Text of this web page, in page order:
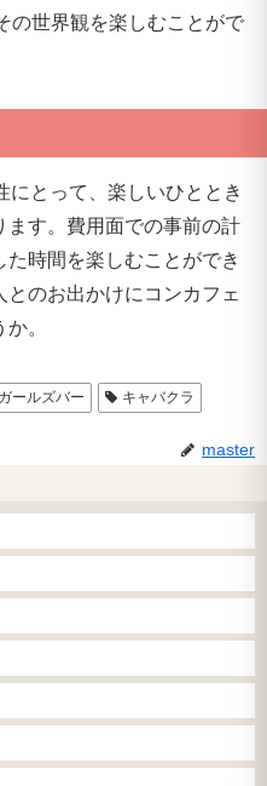
の世界観を楽しむことがで
にとって、楽しいひととき
ます。費用面での事前の計
時間を楽しむことができ
のお出かけにコンカフェ
。
ガールズバー キャバクラ
master